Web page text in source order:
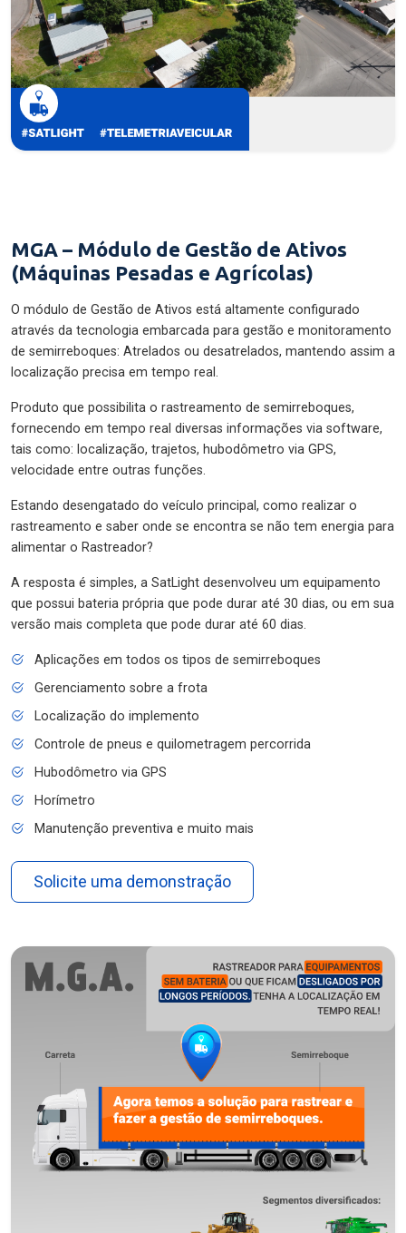
MGA – Módulo de Gestão de Ativos
(Máquinas Pesadas e Agrícolas)
O módulo de Gestão de Ativos está altamente configurado
através da tecnologia embarcada para gestão e monitoramento
de semirreboques: Atrelados ou desatrelados, mantendo assim a
localização precisa em tempo real.
Produto que possibilita o rastreamento de semirreboques,
fornecendo em tempo real diversas informações via software,
tais como: localização, trajetos, hubodômetro via GPS,
velocidade entre outras funções.
Estando desengatado do veículo principal, como realizar o
rastreamento e saber onde se encontra se não tem energia para
alimentar o Rastreador?
A resposta é simples, a SatLight desenvolveu um equipamento
que possui bateria própria que pode durar até 30 dias, ou em sua
versão mais completa que pode durar até 60 dias.
Aplicações em todos os tipos de semirreboques
Gerenciamento sobre a frota
Localização do implemento
Controle de pneus e quilometragem percorrida
Hubodômetro via GPS
Horímetro
Manutenção preventiva e muito mais
Solicite uma demonstração